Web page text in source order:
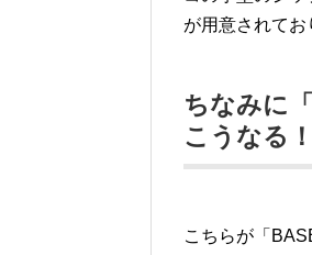
が用意されてお
ちなみに
こうなる！
こちらが「